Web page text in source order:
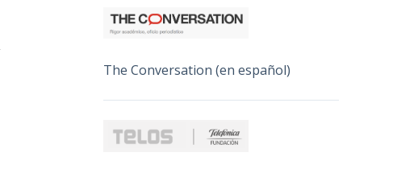
The Conversation (en español)